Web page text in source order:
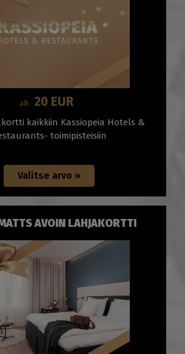
alk. 20 EUR
kaikkiin Kassiopeia Hotels &
toimipisteisiin
AVOIN LAHJAKORTTI